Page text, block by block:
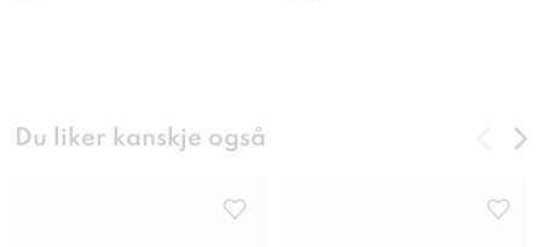
Du liker kanskje også